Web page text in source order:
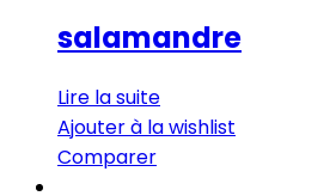
salamandre
Lire la suite
Ajouter à la wishlist
Comparer